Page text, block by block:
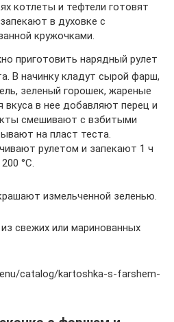
котлеты и тефтели готовят
в духовке с
кружочками.
приготовить нарядный рулет
В начинку кладут сырой фарш,
зеленый горошек, жареные
в нее добавляют перец и
смешивают с взбитыми
на пласт теста.
рулетом и запекают 1 ч
°С.
измельченной зеленью.
свежих или маринованных
catalog/kartoshka-s-farshem-